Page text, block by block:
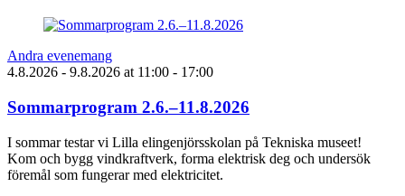
Andra evenemang
4.8.2026 - 9.8.2026 at 11:00 - 17:00
Sommarprogram 2.6.–11.8.2026
I sommar testar vi Lilla elingenjörsskolan på Tekniska museet!
Kom och bygg vindkraftverk, forma elektrisk deg och undersök
föremål som fungerar med elektricitet.